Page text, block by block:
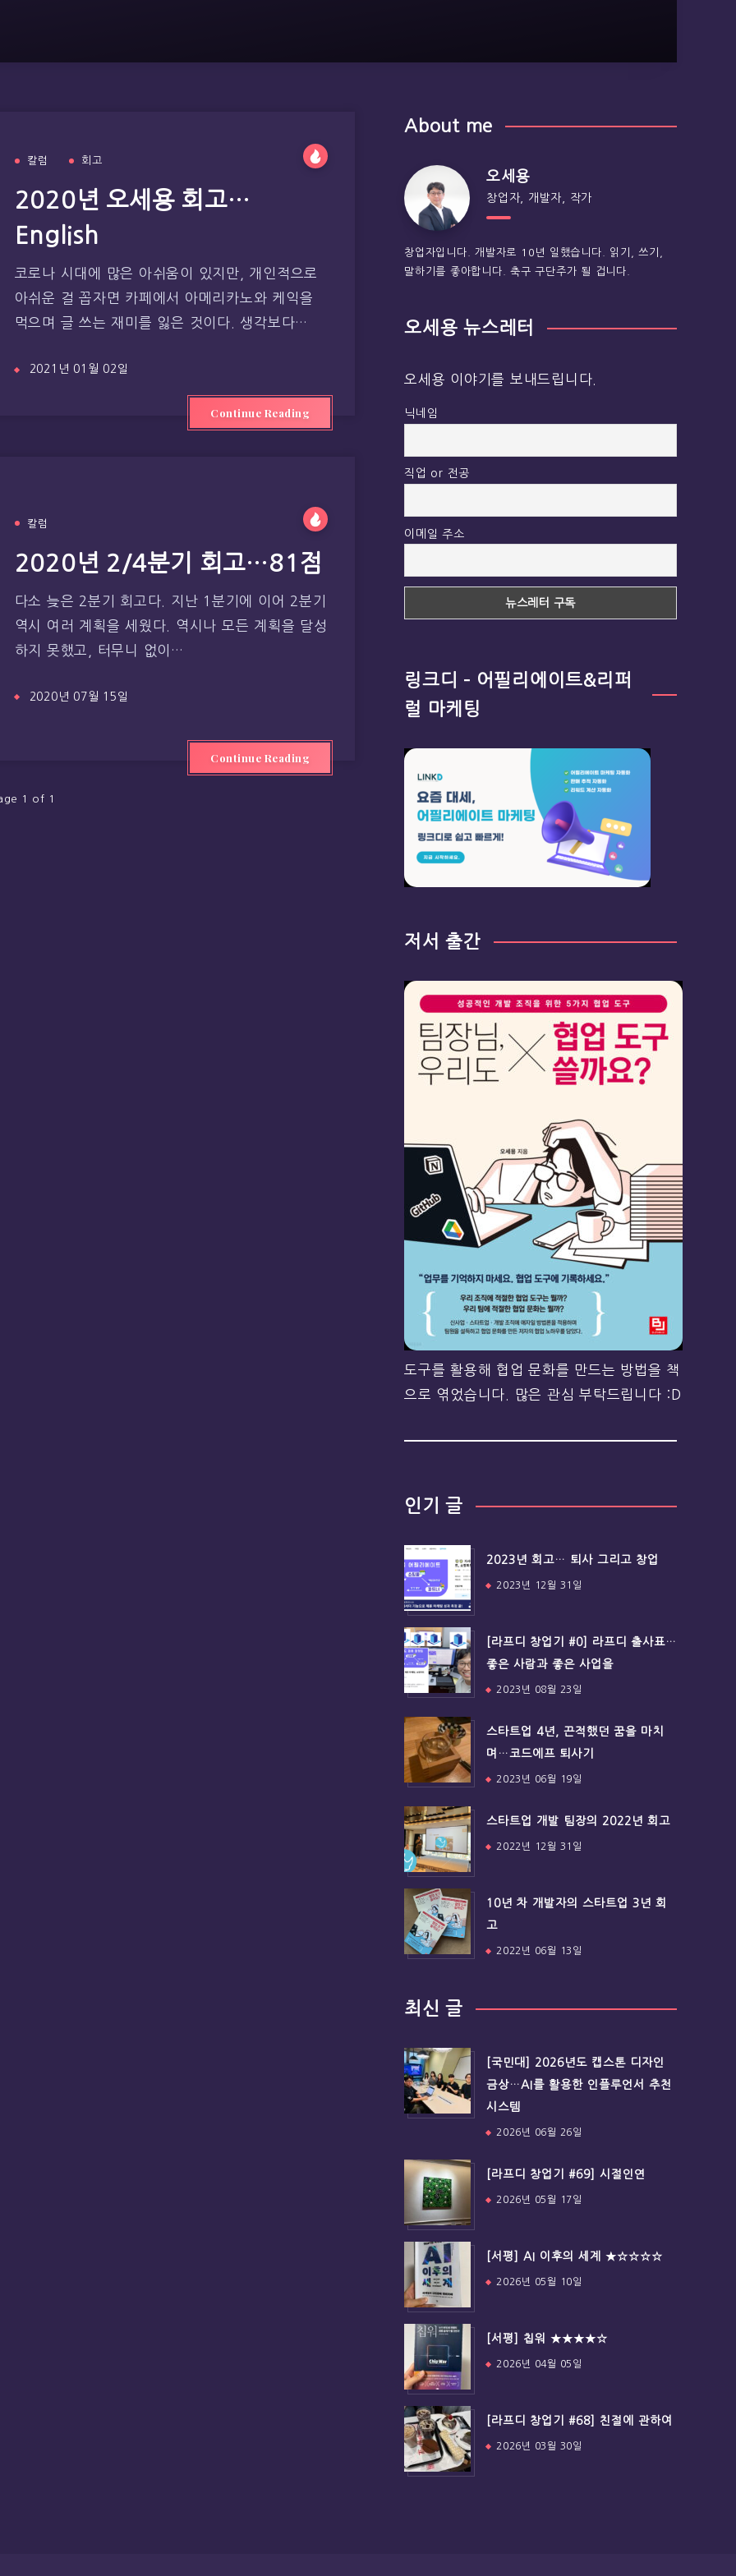
칼럼 회고
2020년 오세용 회고…
English
코로나 시대에 많은 아쉬움이 있지만, 개인적으로
아쉬운 걸 꼽자면 카페에서 아메리카노와 케익을
먹으며 글 쓰는 재미를 잃은 것이다. 생각보다…
2021년 01월 02일
Continue Reading
칼럼
2020년 2/4분기 회고…81점
다소 늦은 2분기 회고다. 지난 1분기에 이어 2분기
역시 여러 계획을 세웠다. 역시나 모든 계획을 달성
하지 못했고, 터무니 없이…
2020년 07월 15일
Continue Reading
1 of 1
About me
오세용
창업자, 개발자, 작가
창업자입니다. 개발자로 10년 일했습니다. 읽기, 쓰기,
말하기를 좋아합니다. 축구 구단주가 될 겁니다.
오세용 뉴스레터
오세용 이야기를 보내드립니다.
닉네임
직업 or 전공
이메일 주소
링크디 – 어필리에이트&리퍼
럴 마케팅
저서 출간
도구를 활용해 협업 문화를 만드는 방법을 책
으로 엮었습니다. 많은 관심 부탁드립니다 :D
인기 글
2023년 회고… 퇴사 그리고 창업
2023년 12월 31일
[라프디 창업기 #0] 라프디 출사표…
좋은 사람과 좋은 사업을
2023년 08월 23일
스타트업 4년, 끈적했던 꿈을 마치
며…코드에프 퇴사기
2023년 06월 19일
스타트업 개발 팀장의 2022년 회고
2022년 12월 31일
10년 차 개발자의 스타트업 3년 회
고
2022년 06월 13일
최신 글
[국민대] 2026년도 캡스톤 디자인
금상…AI를 활용한 인플루언서 추천
시스템
2026년 06월 26일
[라프디 창업기 #69] 시절인연
2026년 05월 17일
[서평] AI 이후의 세계 ★☆☆☆☆
2026년 05월 10일
[서평] 칩워 ★★★★☆
2026년 04월 05일
[라프디 창업기 #68] 친절에 관하여
2026년 03월 30일